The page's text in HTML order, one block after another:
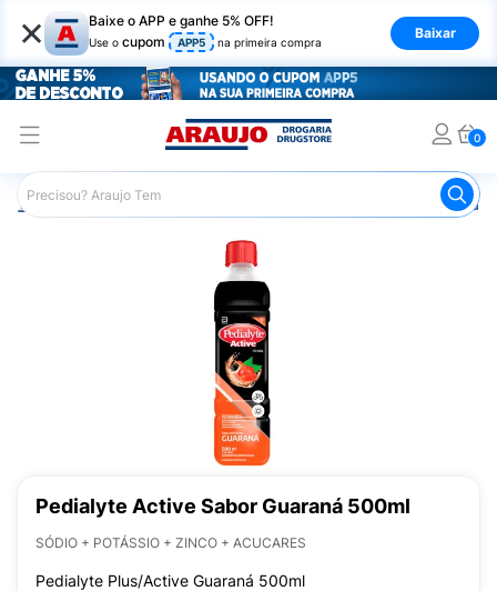
× Baixe o APP e ganhe 5% OFF!
Use o cupom APP5 na primeira compra
Baixar
0
Araujo Medicamentos Remédio para o Estômago e
Pedialyte Active Sabor Guaraná 500ml
SÓDIO + POTÁSSIO + ZINCO + ACUCARES
Pedialyte Plus/Active Guaraná 500ml